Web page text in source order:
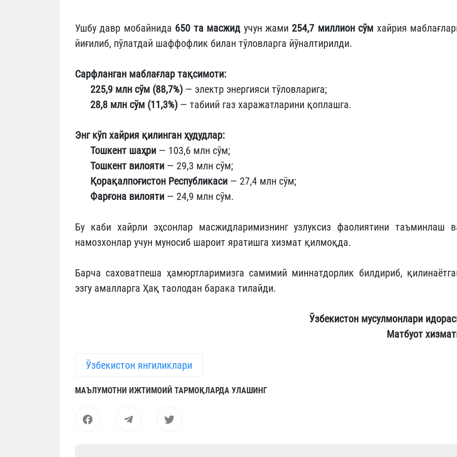
Ушбу давр мобайнида 650 та масжид учун жами 254,7 миллион сўм хайрия
йиғилиб, пўлатдай шаффофлик билан тўловларга йўналтирилди.
Сарфланган маблағлар тақсимоти:
225,9 млн сўм (88,7%) — электр энергияси тўловларига;
28,8 млн сўм (11,3%) — табиий газ харажатларини қоплашга.
Энг кўп хайрия қилинган ҳудудлар:
Тошкент шаҳри — 103,6 млн сўм;
Тошкент вилояти — 29,3 млн сўм;
Қорақалпоғистон Республикаси — 27,4 млн сўм;
Фарғона вилояти — 24,9 млн сўм.
Бу каби хайрли эҳсонлар масжидларимизнинг узлуксиз фаолиятини таъминлаш
намозхонлар учун муносиб шароит яратишга хизмат қилмоқда.
Барча саховатпеша ҳамюртларимизга самимий миннатдорлик билдириб,
эзгу амалларга Ҳақ таолодан барака тилайди.
Ўзбекистон мусулмонлари
Матбуот
Ўзбекистон янгиликлари
МАЪЛУМОТНИ ИЖТИМОИЙ ТАРМОҚЛАРДА УЛАШИНГ